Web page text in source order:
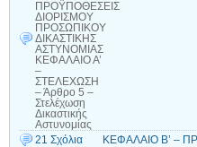
ΠΡΟΫΠΟΘΕΣΕΙΣ
ΔΙΟΡΙΣΜΟΥ
ΠΡΟΣΩΠΙΚΟΥ
ΔΙΚΑΣΤΙΚΗΣ
ΑΣΤΥΝΟΜΙΑΣ
ΚΕΦΑΛΑΙΟ Α’
–
ΣΤΕΛΕΧΩΣΗ
– Άρθρο 5 –
Στελέχωση
Δικαστικής
Αστυνομίας
21 Σχόλια
ΚΕΦΑΛΑΙΟ Β’ –